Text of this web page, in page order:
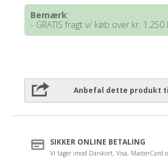
Bemærk:
- GRATIS fragt v/ køb over kr. 1.250
Anbefal dette produkt
SIKKER ONLINE BETALING
Vi tager imod Dankort, Visa, MasterCard